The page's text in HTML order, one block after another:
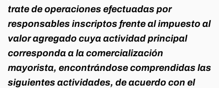
trate de operaciones efectuadas por
responsables inscriptos frente al impuesto al
valor agregado cuya actividad principal
corresponda a la comercialización
mayorista, encontrándose comprendidas las
siguientes actividades, de acuerdo con el